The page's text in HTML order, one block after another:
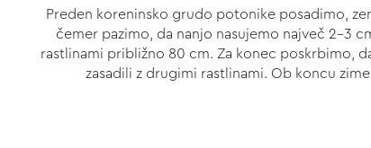
Preden koreninsko grudo potonike posadimo,
čemer pazimo, da nanjo nasujemo največ 2-3
rastlinami približno 80 cm. Za konec poskrbimo,
zasadili z drugimi rastlinami. Ob koncu